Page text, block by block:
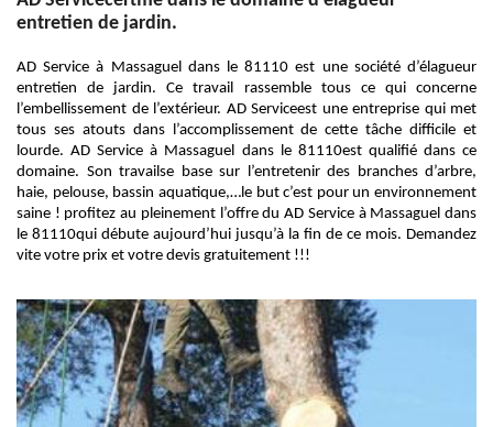
entretien de jardin.
AD Service à Massaguel dans le 81110 est une société d’élagueur
entretien de jardin. Ce travail rassemble tous ce qui concerne
l’embellissement de l’extérieur. AD Serviceest une entreprise qui met
tous ses atouts dans l’accomplissement de cette tâche difficile et
lourde. AD Service à Massaguel dans le 81110est qualifié dans ce
domaine. Son travailse base sur l’entretenir des branches d’arbre,
haie, pelouse, bassin aquatique,…le but c’est pour un environnement
saine ! profitez au pleinement l’offre du AD Service à Massaguel dans
le 81110qui débute aujourd’hui jusqu’à la fin de ce mois. Demandez
vite votre prix et votre devis gratuitement !!!